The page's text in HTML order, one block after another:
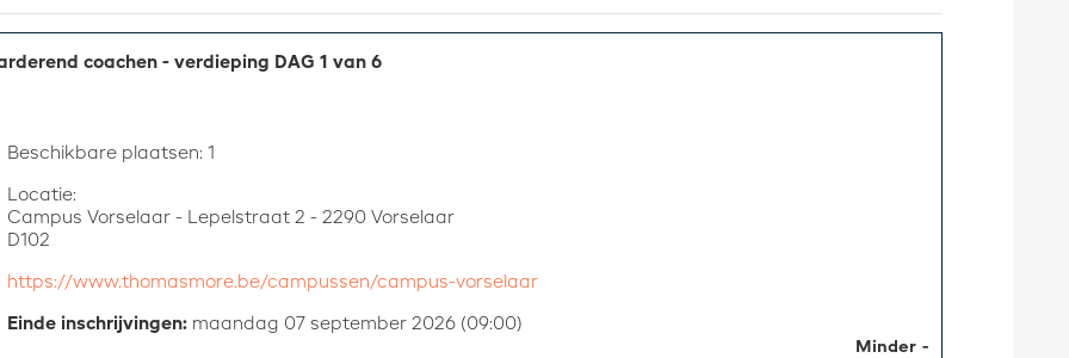
coachen - verdieping DAG 1 van 6
Minder
Beschikbare plaatsen: 1
Locatie:
Campus Vorselaar - Lepelstraat 2 - 2290 Vorselaar
D102
https://www.thomasmore.be/campussen/campus-vorselaar
Einde inschrijvingen: maandag 07 september 2026 (09:00)